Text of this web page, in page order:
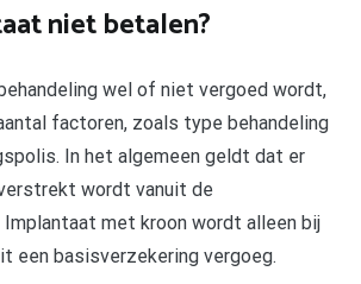
niet betalen?
wel of niet vergoed wordt,
factoren, zoals type behandeling
In het algemeen geldt dat er
wordt vanuit de
Implantaat met kroon wordt alleen bij
een basisverzekering vergoeg.